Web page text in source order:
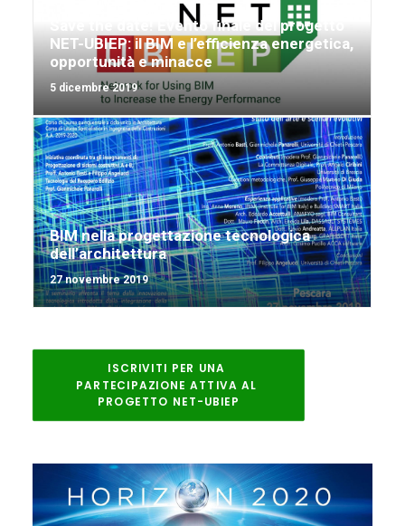
Save the date! Evento finale del progetto
NET-UBIEP: il BIM e l’efficienza energetica,
opportunità e minacce
5 dicembre 2019
BIM nella progettazione tecnologica
dell’architettura
27 novembre 2019
ISCRIVITI PER UNA
PARTECIPAZIONE ATTIVA AL
PROGETTO NET-UBIEP